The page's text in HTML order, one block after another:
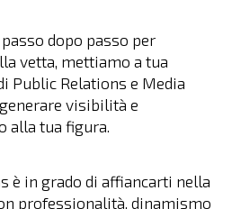
dopo passo per
vetta, mettiamo a tua
Public Relations e Media
visibilità e
alla tua figura.
è in grado di affiancarti nella
professionalità, dinamismo